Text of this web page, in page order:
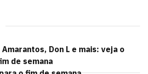
Amarantos, Don L e mais: veja o
de semana